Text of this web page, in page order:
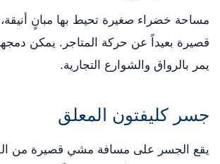
مساحة خضراء صغيرة تحيط بها مبانٍ
قصيرة بعيداً عن حركة المتاجر. يمكن
يمر بالرواق والشوارع التجارية.
جسر كليفتون المعلق
يقع الجسر على مسافة مشي قصيرة من